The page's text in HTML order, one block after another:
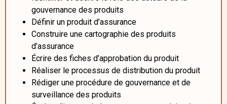
gouvernance des produits
Définir un produit d’assurance
Construire une cartographie des produits
d’assurance
Écrire des fiches d’approbation du produit
Réaliser le processus de distribution du produit
Rédiger une procédure de gouvernance et de
surveillance des produits